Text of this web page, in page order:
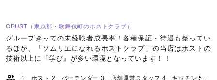
OPUST（東京都・歌舞伎町のホストクラブ）
グループきっての未経験者成長率！各種保証・待遇も整ってい
るほか、「ソムリエになれるホストクラブ」の当店はホストの
技術以上に『学び』が多い環境となっています！！